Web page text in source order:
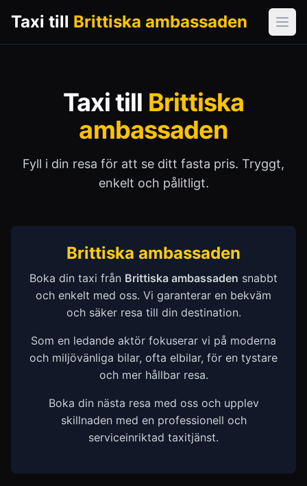
Taxi till Brittiska ambassaden
Taxi till Brittiska
ambassaden
Fyll i din resa för att se ditt fasta pris. Tryggt,
enkelt och pålitligt.
Brittiska ambassaden
Boka din taxi från Brittiska ambassaden snabbt
och enkelt med oss. Vi garanterar en bekväm
och säker resa till din destination.
Som en ledande aktör fokuserar vi på moderna
och miljövänliga bilar, ofta elbilar, för en tystare
och mer hållbar resa.
Boka din nästa resa med oss och upplev
skillnaden med en professionell och
serviceinriktad taxitjänst.